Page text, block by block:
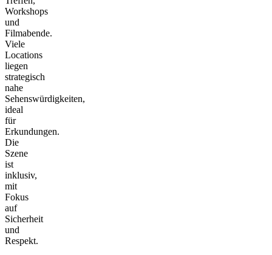
Workshops
und
Filmabende.
Viele
Locations
liegen
strategisch
nahe
Sehenswürdigkeiten,
ideal
für
Erkundungen.
Die
Szene
ist
inklusiv,
mit
Fokus
auf
Sicherheit
und
Respekt.